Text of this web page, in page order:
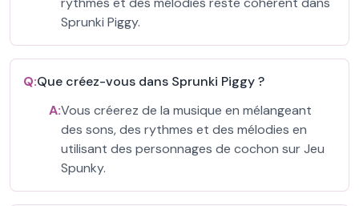
Sprunki Piggy.
Q:Que créez-vous dans Sprunki Piggy ?
A:Vous créerez de la musique en mélangeant
des sons, des rythmes et des mélodies en
utilisant des personnages de cochon sur Jeu
Spunky.